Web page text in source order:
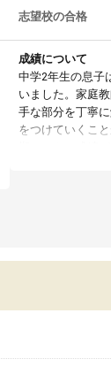
志望校の合格
成績について
中学2年生の息子
いました。家庭
手な部分を丁寧
をつけていくこ
期テストの成績